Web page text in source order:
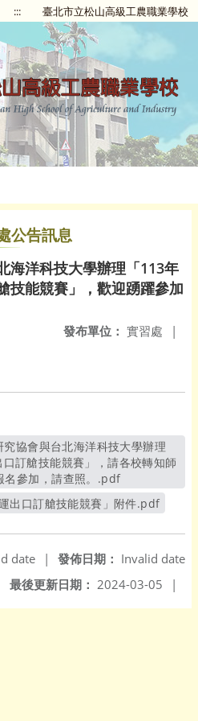
::: 臺北市立松山高級工農職業學校
公告訊息
海洋科技大學辦理「113年
技能競賽」，歡迎踴躍參加
發布單位： 實習處 |
口訂艙技能競賽」，請各校轉知師
名參加，請查照。.pdf另開新視窗
出口訂艙技能競賽」附件.pdf
發佈日期： Invalid date
date
|
最後更新日期： 2024-03-05 |